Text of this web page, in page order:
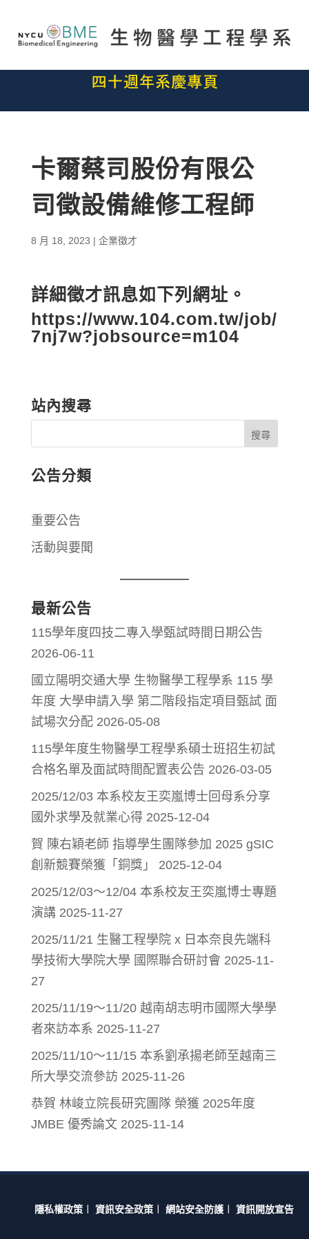
卡爾蔡司股份有限公
司徵設備維修工程師
8 月 18, 2023 | 企業徵才
詳細徵才訊息如下列網址。
https://www.104.com.tw/job/
7nj7w?jobsource=m104
站內搜尋
公告分類
重要公告
活動與要聞
最新公告
115學年度四技二專入學甄試時間日期公告
2026-06-11
國立陽明交通大學 生物醫學工程學系 115 學
年度 大學申請入學 第二階段指定項目甄試 面
試場次分配 2026-05-08
115學年度生物醫學工程學系碩士班招生初試
合格名單及面試時間配置表公告 2026-03-05
2025/12/03 本系校友王奕嵐博士回母系分享
國外求學及就業心得 2025-12-04
賀 陳右穎老師 指導學生團隊參加 2025 gSIC
創新競賽榮獲「銅獎」
2025-12-04
2025/12/03～12/04 本系校友王奕嵐博士專題
演講 2025-11-27
2025/11/21 生醫工程學院 x 日本奈良先端科
學技術大學院大學 國際聯合研討會 2025-11-
27
2025/11/19～11/20 越南胡志明市國際大學學
者來訪本系 2025-11-27
2025/11/10～11/15 本系劉承揚老師至越南三
所大學交流參訪 2025-11-26
恭賀 林峻立院長研究團隊 榮獲 2025年度
JMBE 優秀論文 2025-11-14
隱私權政策︱ 資訊安全政策︱ 網站安全防護︱ 資訊開放宣告